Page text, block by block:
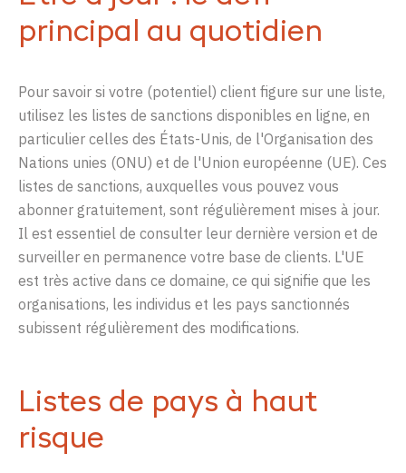
principal au quotidien
Pour savoir si votre (potentiel) client figure sur une liste,
utilisez les listes de sanctions disponibles en ligne, en
particulier celles des États-Unis, de l'Organisation des
Nations unies (ONU) et de l'Union européenne (UE). Ces
listes de sanctions, auxquelles vous pouvez vous
abonner gratuitement, sont régulièrement mises à jour.
Il est essentiel de consulter leur dernière version et de
surveiller en permanence votre base de clients. L'UE
est très active dans ce domaine, ce qui signifie que les
organisations, les individus et les pays sanctionnés
subissent régulièrement des modifications.
Listes de pays à haut
risque